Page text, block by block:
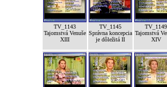
TV_1143
Tajomstvá Venuše
XIII
TV_1145
Správna koncepcia
je dôležitá II
TV_1149
Tajomstvá
XIV